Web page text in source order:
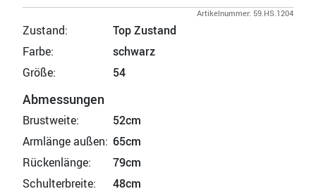
Artikelnummer: 59.HS.1204
Zustand:
Top Zustand
Farbe:
schwarz
Größe:
54
Abmessungen
Brustweite:
52cm
Armlänge außen: 65cm
Rückenlänge:
79cm
Schulterbreite:
48cm